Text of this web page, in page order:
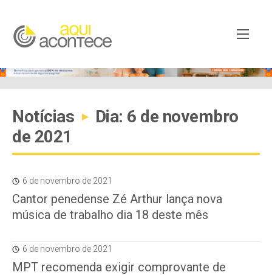
Notícias ▸
Dia: 6 de novembro
de 2021
6 de novembro de 2021
Cantor penedense Zé Arthur lança nova
música de trabalho dia 18 deste mês
6 de novembro de 2021
MPT recomenda exigir comprovante de